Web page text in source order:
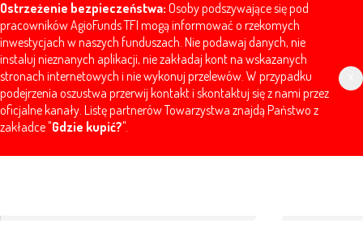
Ostrzeżenie bezpieczeństwa: Osoby podszywające się pod
pracowników AgioFunds TFI mogą informować o rzekomych
inwestycjach w naszych funduszach. Nie podawaj danych, nie
instaluj nieznanych aplikacji, nie zakładaj kont na wskazanych
stronach internetowych i nie wykonuj przelewów. W przypadku
podejrzenia oszustwa przerwij kontakt i skontaktuj się z nami przez
oficjalne kanały. Listę partnerów Towarzystwa znajdą Państwo z
zakładce "Gdzie kupić?".